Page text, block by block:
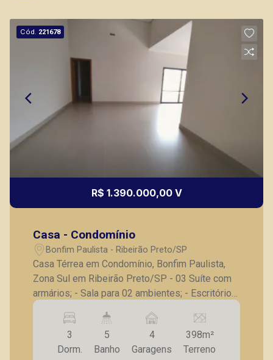
Cód. 221678
R$ 1.390.000,00 V
Casa - Condomínio
Bonfim Paulista - Ribeirão Preto/SP
Casa Térrea em Condomínio, Bonfim Paulista,
Zona Sul em Ribeirão Preto/SP - 03 Suíte com
armários; - Sala para 02 ambientes; - Escritório
com armário; - Lavabo; - Varanda gourmet
integrada; - Piscina ampla; - Cozinha planejada; -
Lavanderia com armários; - Vestiário; - Entrada
lateral independentes; - Paisagismo; - 04 Vagas
3
Dorm.
5
Banho
4
Garagens
398m²
Terreno